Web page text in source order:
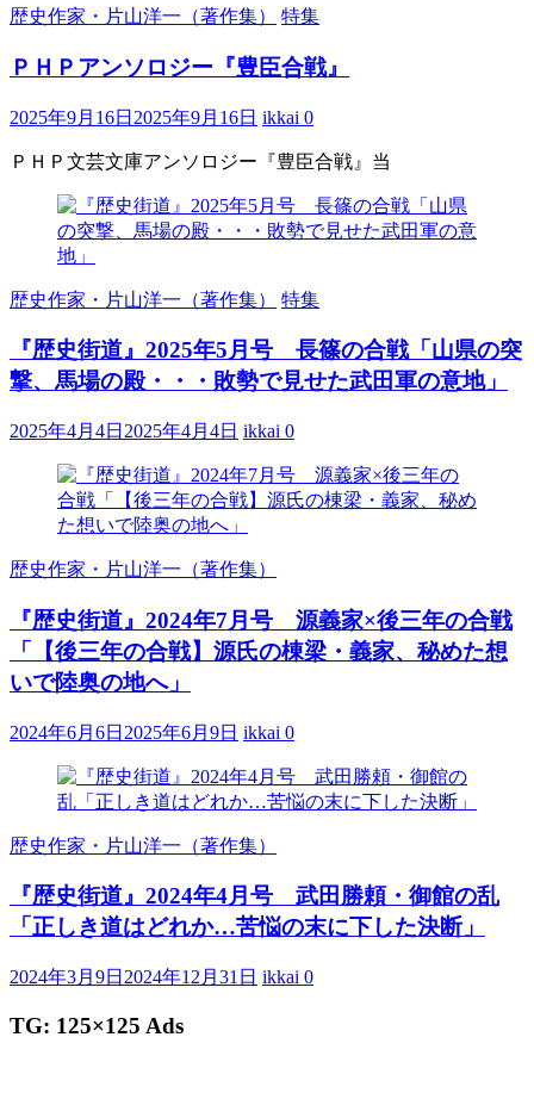
歴史作家・片山洋一（著作集） 特集
ＰＨＰアンソロジー『豊臣合戦』
2025年9月16日 2025年9月16日 ikkai 0
ＰＨＰ文芸文庫アンソロジー『豊臣合戦』当
歴史作家・片山洋一（著作集） 特集
『歴史街道』2025年5月号 長篠の合戦「山県の突
撃、馬場の殿・・・敗勢で見せた武田軍の意地」
2025年4月4日 2025年4月4日 ikkai 0
歴史作家・片山洋一（著作集）
『歴史街道』2024年7月号 源義家×後三年の合戦
「【後三年の合戦】源氏の棟梁・義家、秘めた想
いで陸奥の地へ」
2024年6月6日 2025年6月9日 ikkai 0
歴史作家・片山洋一（著作集）
『歴史街道』2024年4月号 武田勝頼・御館の乱
「正しき道はどれか…苦悩の末に下した決断」
2024年3月9日 2024年12月31日 ikkai 0
TG: 125×125 Ads